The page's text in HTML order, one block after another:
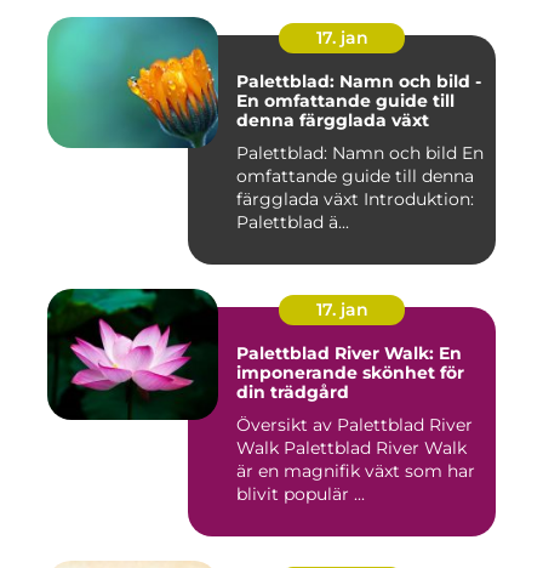
17. jan
Palettblad: Namn och bild -
En omfattande guide till
denna färgglada växt
Palettblad: Namn och bild En
omfattande guide till denna
färgglada växt Introduktion:
Palettblad ä...
17. jan
Palettblad River Walk: En
imponerande skönhet för
din trädgård
Översikt av Palettblad River
Walk Palettblad River Walk
är en magnifik växt som har
blivit populär ...